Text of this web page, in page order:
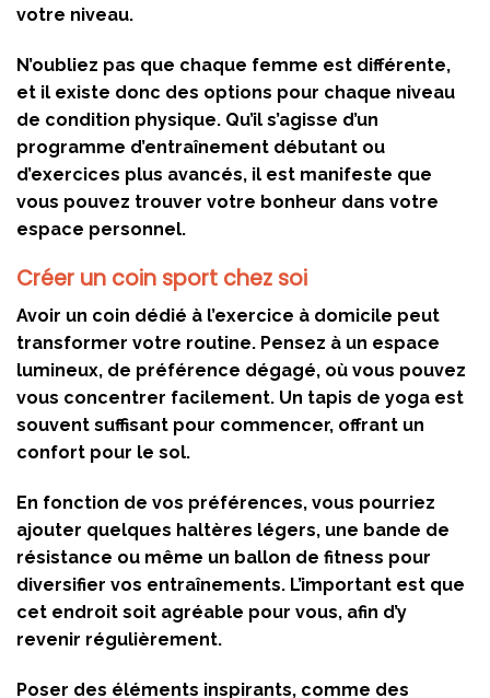
votre niveau.
N’oubliez pas que chaque femme est différente,
et il existe donc des options pour chaque niveau
de condition physique. Qu’il s’agisse d’un
programme d’entraînement débutant ou
d’exercices plus avancés, il est manifeste que
vous pouvez trouver votre bonheur dans votre
espace personnel.
Créer un coin sport chez soi
Avoir un coin dédié à l’exercice à domicile peut
transformer votre routine. Pensez à un espace
lumineux, de préférence dégagé, où vous pouvez
vous concentrer facilement. Un tapis de yoga est
souvent suffisant pour commencer, offrant un
confort pour le sol.
En fonction de vos préférences, vous pourriez
ajouter quelques haltères légers, une bande de
résistance ou même un ballon de fitness pour
diversifier vos entraînements. L’important est que
cet endroit soit agréable pour vous, afin d’y
revenir régulièrement.
Poser des éléments inspirants, comme des